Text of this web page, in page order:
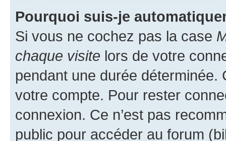
Pourquoi suis-je
Si vous ne cochez pas la case
chaque visite lors de votre
pendant une durée déterminée.
votre compte. Pour rester
connexion. Ce n’est pas
public pour accéder au forum